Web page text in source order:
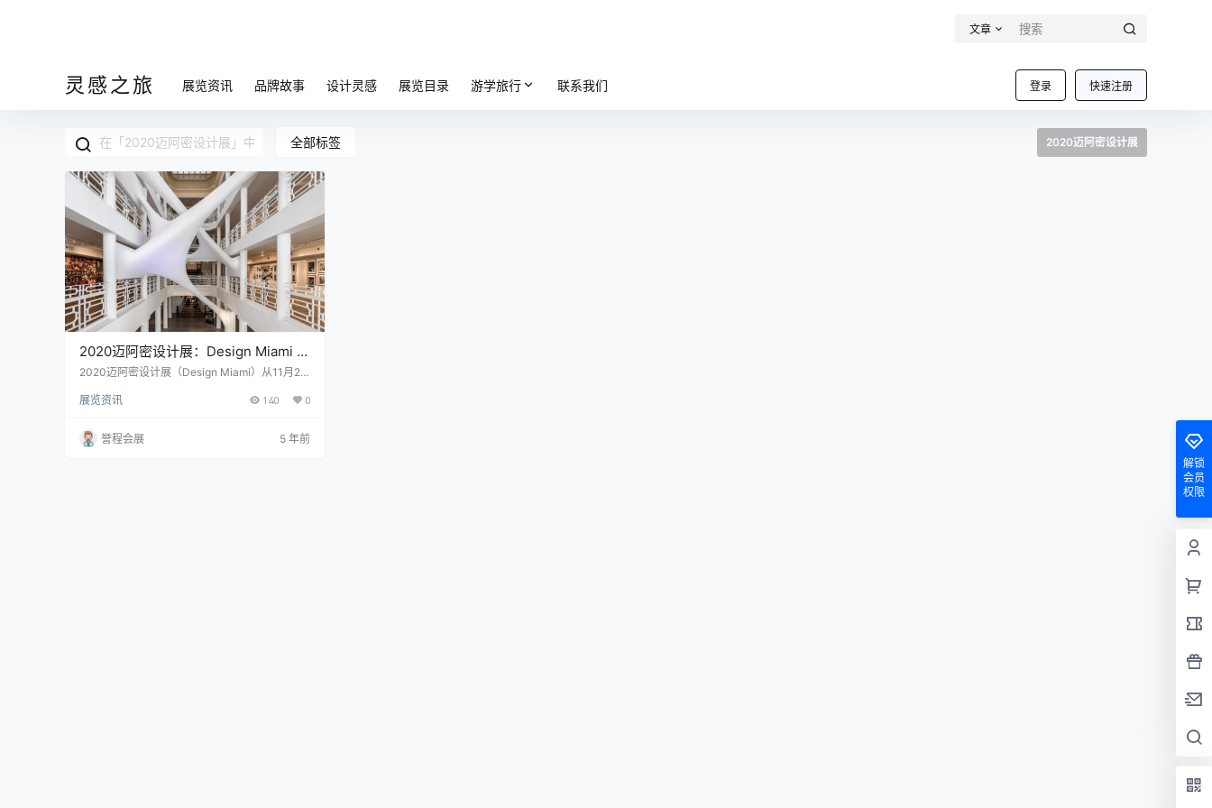
文章
灵感之旅 登录 快速注册
展览资讯 品牌故事 设计灵感 展览目录 游学旅行 联系我们
全部标签 2020迈阿密设计展
2020迈阿密设计展：Design Miami 的
新颖之处
2020迈阿密设计展（Design Miami）从11月27
区举行，其特色是虚拟和物理之间的格式。在新
mi / Podium设计展，由57位设计师创作的139件
作品，从历史文物到当代作品，都展现了对美国
展览资讯 140 0
誉程会展
5 年前
解锁
会员
权限